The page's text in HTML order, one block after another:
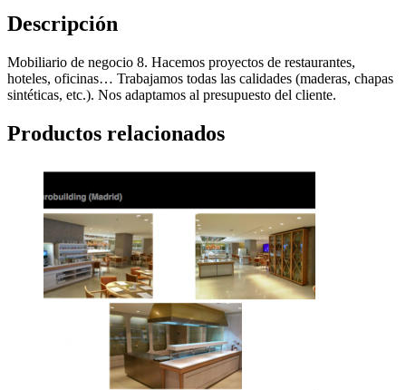
Descripción
Mobiliario de negocio 8. Hacemos proyectos de restaurantes,
hoteles, oficinas… Trabajamos todas las calidades (maderas, chapas
sintéticas, etc.). Nos adaptamos al presupuesto del cliente.
Productos relacionados